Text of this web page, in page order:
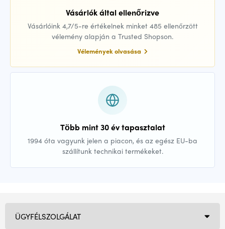
Vásárlók által ellenőrizve
Vásárlóink 4,7/5-re értékelnek minket 485 ellenőrzött
vélemény alapján a Trusted Shopson.
Vélemények olvasása
Több mint 30 év tapasztalat
1994 óta vagyunk jelen a piacon, és az egész EU-ba
szállítunk technikai termékeket.
ÜGYFÉLSZOLGÁLAT